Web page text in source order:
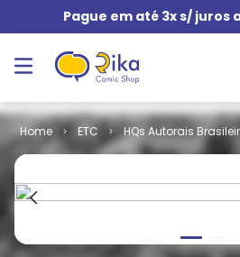
Pague em até 3x s/ juros
ETC HQs Autorais